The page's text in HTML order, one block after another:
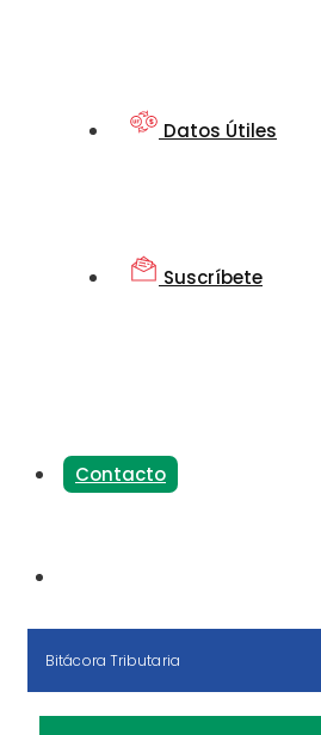
Datos Útiles
Suscríbete
Contacto
Bitácora Tributaria